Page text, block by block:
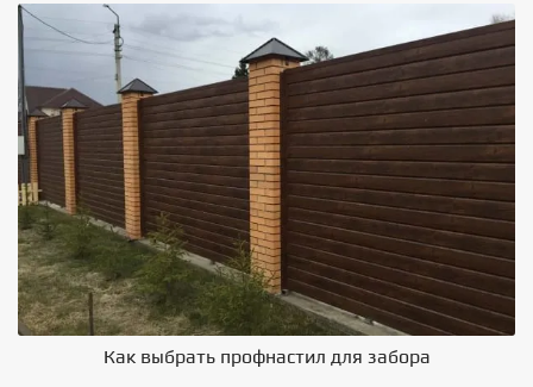
Как выбрать профнастил для забора